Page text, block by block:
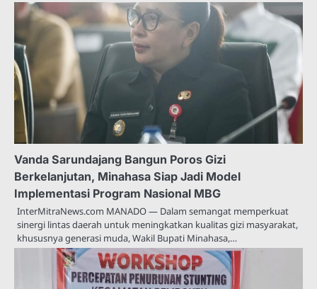
Vanda Sarundajang Bangun Poros Gizi
Berkelanjutan, Minahasa Siap Jadi Model
Implementasi Program Nasional MBG
InterMitraNews.com MANADO — Dalam semangat memperkuat
sinergi lintas daerah untuk meningkatkan kualitas gizi masyarakat,
khususnya generasi muda, Wakil Bupati Minahasa,…